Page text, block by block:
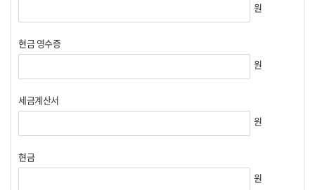
원
현금 영수증
원
세금계산서
원
현금
원